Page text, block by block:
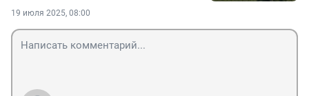
19 июля 2025, 08:00